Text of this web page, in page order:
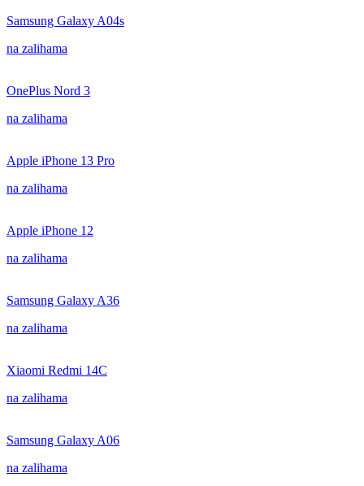
Samsung Galaxy A04s
na zalihama
OnePlus Nord 3
na zalihama
Apple iPhone 13 Pro
na zalihama
Apple iPhone 12
na zalihama
Samsung Galaxy A36
na zalihama
Xiaomi Redmi 14C
na zalihama
Samsung Galaxy A06
na zalihama